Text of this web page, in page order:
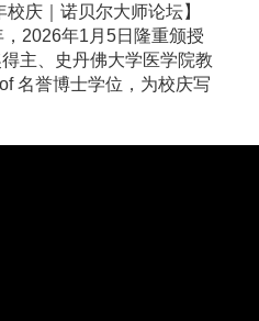
校庆｜诺贝尔大师论坛】
2026年1 月 5日隆重颁授
主、史丹佛大学医学院教
名誉博士学位，为校庆写